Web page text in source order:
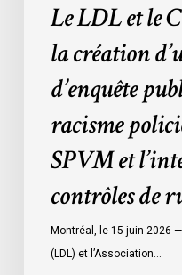
racisme
SPVM
contrôles
Le LDL et le
la création
d’enquête
racisme
SPVM et
contrôles de
Montréal, le 15 juin 2026
(LDL) et l’Association…